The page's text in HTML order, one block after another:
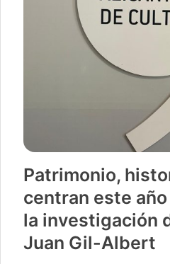
Patrimonio,
centran este
la investigación
Juan Gil-Albert